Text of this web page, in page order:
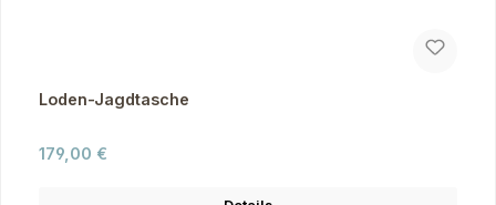
Loden-Jagdtasche
Regulärer Preis:
179,00 €